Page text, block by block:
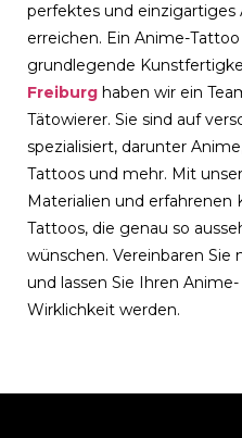
perfektes und
erreichen. Ein Anime-
grundlegende
Freiburg haben wir ein
Tätowierer. Sie sind auf
spezialisiert, darunter
Tattoos und mehr. Mit
Materialien und erfahrenen
Tattoos, die genau so
wünschen. Vereinbaren Sie
und lassen Sie Ihren
Wirklichkeit werden.